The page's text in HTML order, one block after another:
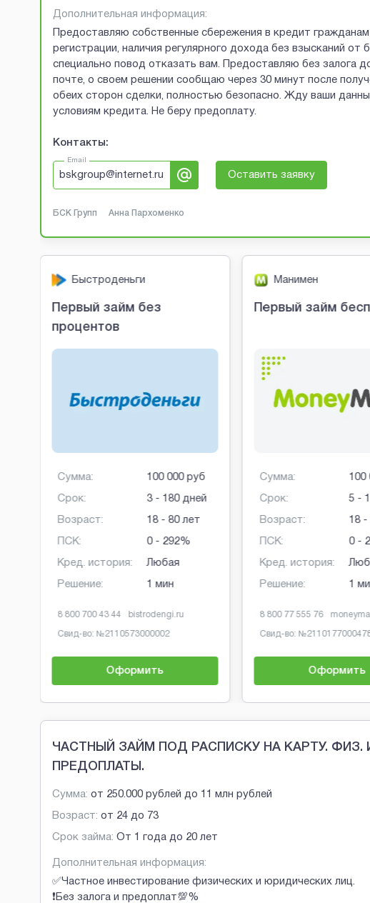
Дополнительная информация:
Предоставляю собственные сбережения в кредит
регистрации, наличия регулярного дохода без взысканий
специально повод отказать вам. Предоставляю без залога
почте, о своем решении сообщаю через 30 минут после
обеих сторон сделки, полностью безопасно. Жду ваши
условиям кредита. Не беру предоплату.
Контакты:
Email
bskgroup@internet.ru Оставить заявку
БСК Групп Анна Пархоменко
Быстроденьги
Первый займ без
процентов
Сумма:
Срок:
Возраст:
ПСК:
Кред. история:
Решение:
100 000 руб
3 - 180 дней
18 - 80 лет
0 - 292%
Любая
1 мин
8 800 700 43 44 bistrodengi.ru
Свид-во: №2110573000002
Оформить
Манимен
Первый займ
Сумма:
Срок:
Возраст:
ПСК:
Кред. история:
Решение:
100
5 -
18 -
0 -
1
8 800 77 555 76
Свид-во: №
Оформить
Brobaza - Обычные объявления
ЧАСТНЫЙ ЗАЙМ ПОД РАСПИСКУ НА КАРТУ. ФИЗ.
ПРЕДОПЛАТЫ.
Сумма: от 250.000 рублей до 11 млн рублей
Возраст: от 24 до 73
Срок займа: От 1 года до 20 лет
Дополнительная информация:
✅Частное инвестирование физических и юридических лиц.
❗Без залога и предоплат💯%